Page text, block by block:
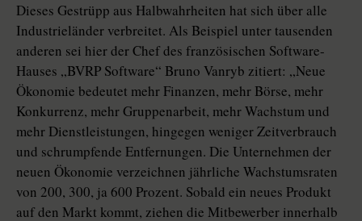
Dieses Gestrüpp aus Halbwahrheiten hat sich über alle
Industrieländer verbreitet. Als Beispiel unter tausenden
anderen sei hier der Chef des französischen Software-
Hauses „BVRP Software“ Bruno Vanryb zitiert: „Neue
Ökonomie bedeutet mehr Finanzen, mehr Börse, mehr
Konkurrenz, mehr Gruppenarbeit, mehr Wachstum und
mehr Dienstleistungen, hingegen weniger Zeitverbrauch
und schrumpfende Entfernungen. Die Unternehmen der
neuen Ökonomie verzeichnen jährliche Wachstumsraten
von 200, 300, ja 600 Prozent. Sobald ein neues Produkt
auf den Markt kommt, ziehen die Mitbewerber innerhalb